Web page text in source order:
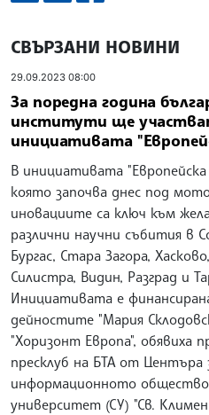
СВЪРЗАНИ НОВИНИ
29.09.2023 08:00
За поредна година
институти ще
инициативата
В инициативата
която започва днес под
иновациите са ключ към
различни научни събития в
Бургас, Стара Загора,
Силистра, Видин, Разград и
Инициативата е
дейностите "Мария
"Хоризонт Европа", обявиха
пресклуб на БТА от Центъра
информационното
университет (СУ) "Св.